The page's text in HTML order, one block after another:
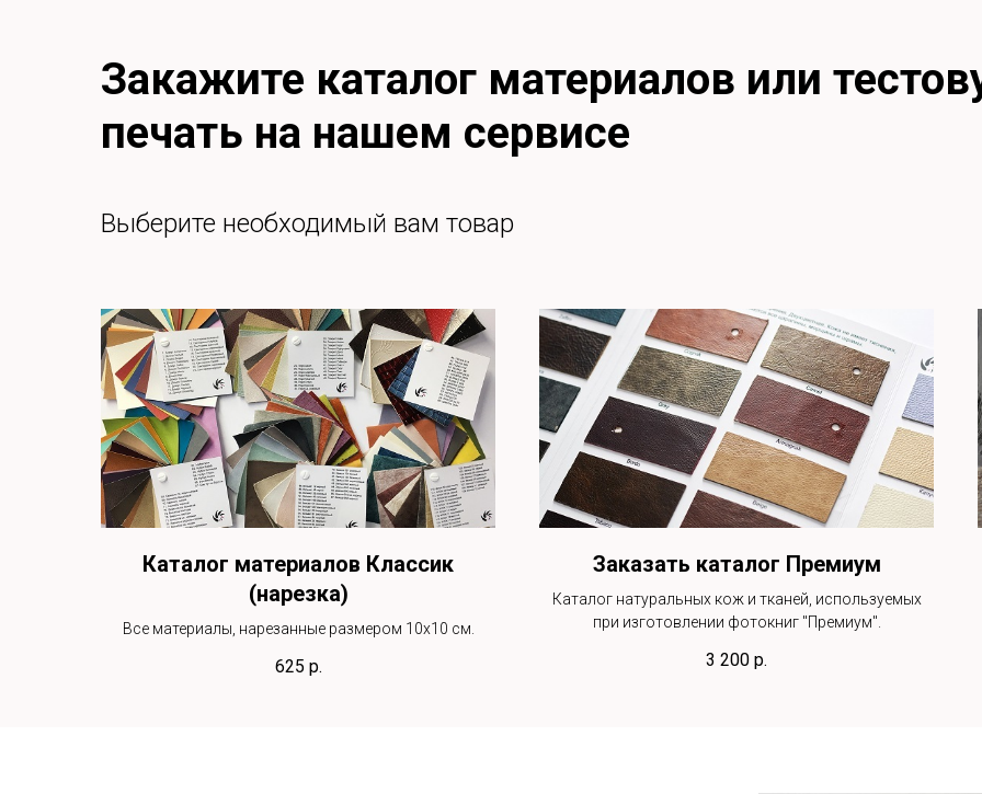
Закажите каталог материалов или
печать на нашем сервисе
Выберите необходимый вам товар
Каталог материалов Классик
(нарезка)
Все материалы, нарезанные размером 10х10 см.
625 р.
Заказать каталог Премиум
Каталог натуральных кож и тканей, используемых
при изготовлении фотокниг "Премиум".
3 200 р.